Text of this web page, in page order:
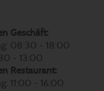
Geschäft:
08:30 - 18:00
- 13:00
Restaurant:
11:00 - 16:00